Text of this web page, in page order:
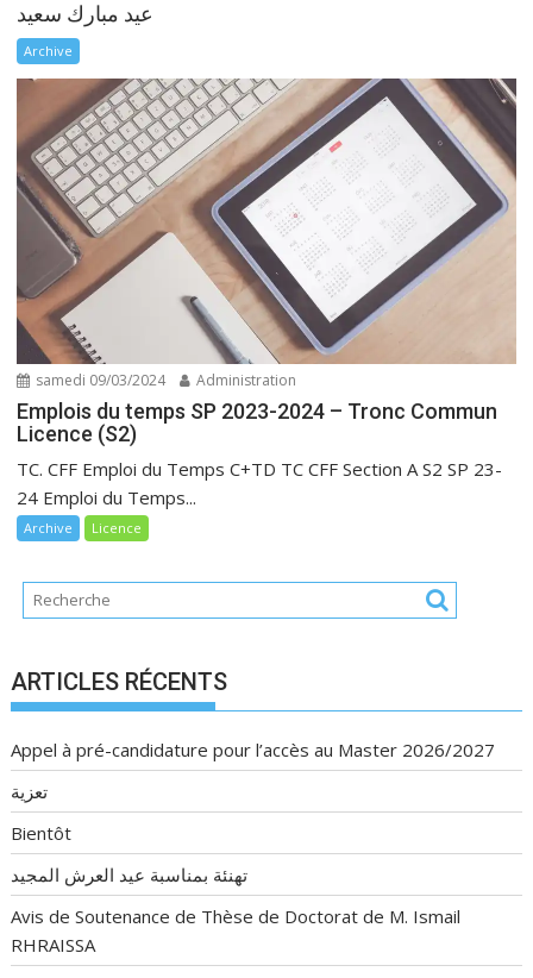
عيد مبارك سعيد
Archive
samedi 09/03/2024 Administration
Emplois du temps SP 2023-2024 – Tronc Commun
Licence (S2)
TC. CFF Emploi du Temps C+TD TC CFF Section A S2 SP 23-
24 Emploi du Temps...
Archive Licence
ARTICLES RÉCENTS
Appel à pré-candidature pour l’accès au Master 2026/2027
تعزية
Bientôt
تهنئة بمناسبة عيد العرش المجيد
Avis de Soutenance de Thèse de Doctorat de M. Ismail
RHRAISSA